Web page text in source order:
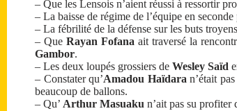
– Que les Lensois n’aient réussi à ressortir
– La baisse de régime de l’équipe en
– La fébrilité de la défense sur les buts
– Que Rayan Fofana ait traversé la
Gambor.
– Les deux loupés grossiers de Wesley Saïd
– Constater qu’Amadou Haïdara n’était
beaucoup de ballons.
– Qu’ Arthur Masuaku n’ait pas su profiter